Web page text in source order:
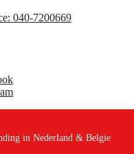
040-7200669
in Nederland & Belgie